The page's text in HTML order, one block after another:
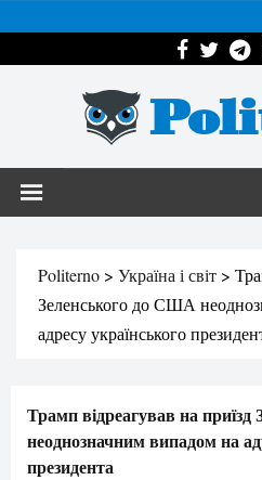
Politerno > Україна і світ >
Зеленського до США
адресу українського
Трамп відреагував на
неоднозначним випадом на
президента